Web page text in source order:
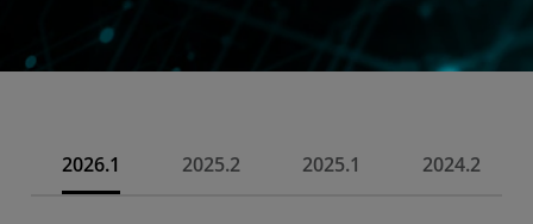
2026.1 2025.2 2025.1 2024.2